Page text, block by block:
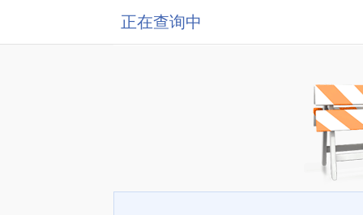
正在查询中